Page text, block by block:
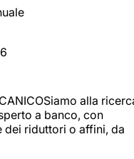
alla
a banco, con
dei riduttori o affini, da